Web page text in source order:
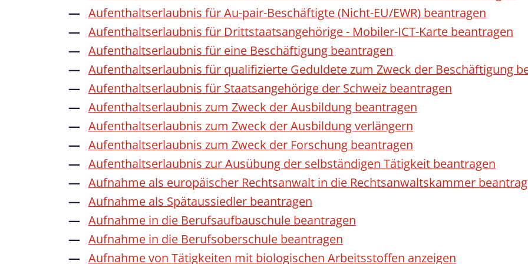
Aufenthaltserlaubnis für Au-pair-Beschäftigte (Nicht-EU/EWR) beantragen
Aufenthaltserlaubnis für Drittstaatsangehörige - Mobiler-ICT-Karte beantragen
Aufenthaltserlaubnis für eine Beschäftigung beantragen
Aufenthaltserlaubnis für qualifizierte Geduldete zum Zweck der Beschäftigung
Aufenthaltserlaubnis für Staatsangehörige der Schweiz beantragen
Aufenthaltserlaubnis zum Zweck der Ausbildung beantragen
Aufenthaltserlaubnis zum Zweck der Ausbildung verlängern
Aufenthaltserlaubnis zum Zweck der Forschung beantragen
Aufenthaltserlaubnis zur Ausübung der selbständigen Tätigkeit beantragen
Aufnahme als europäischer Rechtsanwalt in die Rechtsanwaltskammer
Aufnahme als Spätaussiedler beantragen
Aufnahme in die Berufsaufbauschule beantragen
Aufnahme in die Berufsoberschule beantragen
Aufnahme von Tätigkeiten mit biologischen Arbeitsstoffen anzeigen